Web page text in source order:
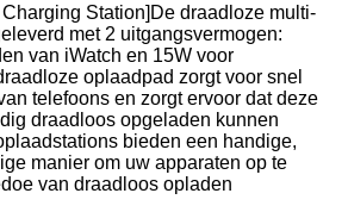
Station]De draadloze multi-
met 2 uitgangsvermogen:
van iWatch en 15W voor
oplaadpad zorgt voor snel
telefoons en zorgt ervoor dat deze
draadloos opgeladen kunnen
bieden een handige,
manier om uw apparaten op te
van draadloos opladen